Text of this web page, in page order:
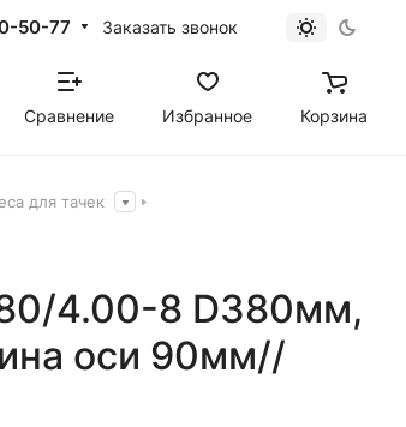
50-77 Заказать звонок
Сравнение Избранное Корзина
для тачек
4.00-8 D380мм,
оси 90мм//